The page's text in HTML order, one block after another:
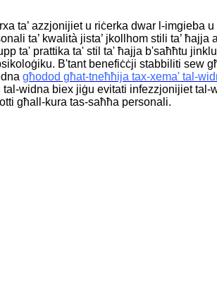
ta’ azzjonijiet u riċerka dwar l-imgieba
ta’ kwalità jista’ jkollhom stili ta’ ħajja
ta' prattika ta' stil ta' ħajja b'saħħtu
B'tant benefiċċji stabbiliti sew
għodod għat-tneħħija tax-xema' tal-
tal-widna biex jiġu evitati infezzjonijiet tal-
għall-kura tas-saħħa personali.